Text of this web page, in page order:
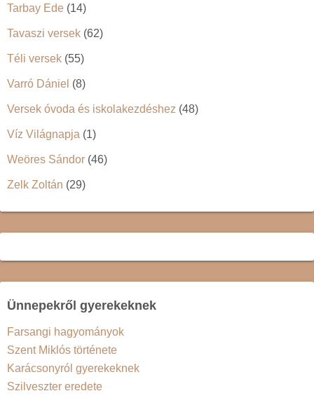
Tarbay Ede (14)
Tavaszi versek (62)
Téli versek (55)
Varró Dániel (8)
Versek óvoda és iskolakezdéshez (48)
Víz Világnapja (1)
Weöres Sándor (46)
Zelk Zoltán (29)
Ünnepekről gyerekeknek
Farsangi hagyományok
Szent Miklós története
Karácsonyról gyerekeknek
Szilveszter eredete